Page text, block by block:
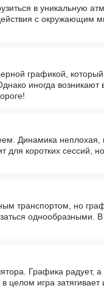
в уникальную
с окружающим
графикой,
иногда
Динамика неплохая,
коротких сессий,
транспортом, но
однообразными.
Графика радует, а
игра